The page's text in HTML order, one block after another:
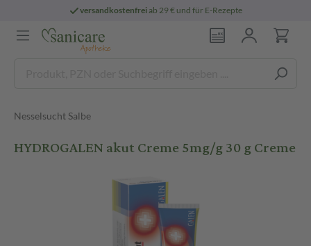
versandkostenfreiab 29 € und für E-Rezepte
Nesselsucht Salbe
HYDROGALEN akut Creme 5mg/g 30 g Creme